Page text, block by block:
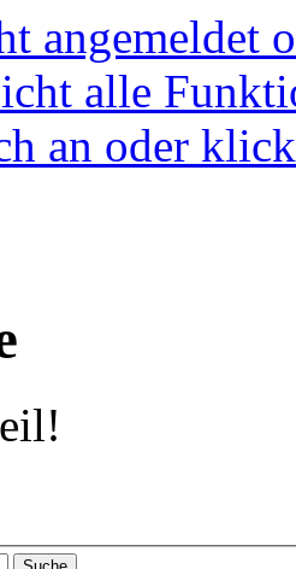
angemeldet
alle
an oder